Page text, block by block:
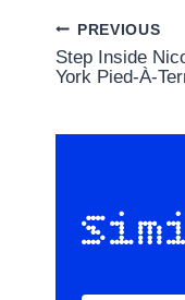
Post
PREVIOUS
Step Inside
York Pied-À-